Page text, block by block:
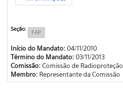
Seção: FAP
Início do Mandato:04/11/2010
Término do Mandato:03/11/2013
Comissão:Comissão de Radioproteção
Membro: Representante da Comissão